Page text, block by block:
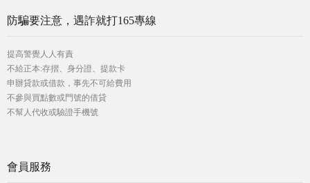
防騙要注意，遇詐就打165專線
提高警覺人人有責
不給正本:存摺、身分證、提款卡
申辦貸款或借款，事先不可給費用
不參與買點數或門號的借貸
不幫人代收或驗證手機號
會員服務